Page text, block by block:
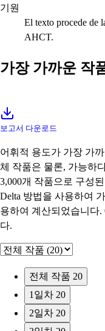
기원
El texto procede de
AHCT.
가장 가까운 작
보고서 다운로드
어휘적 용도가 가장 가
체 작품은 물론, 가능하
3,000개 작품으로 구성
Delta 방법을 사용하여
용하여 계산되었습니다.
다.
전체 작품 20
1일차 20
2일차 20